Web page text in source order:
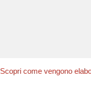
Scopri come vengono